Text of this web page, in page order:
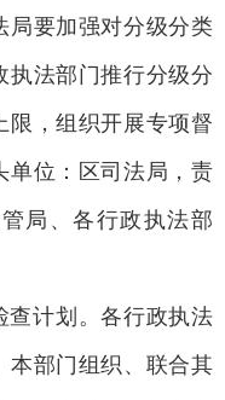
局要加强对分级分类
执法部门推行分级分
限，组织开展专项督
单位：区司法局，责
局、各行政执法部
查计划。各行政执法
本部门组织、联合其